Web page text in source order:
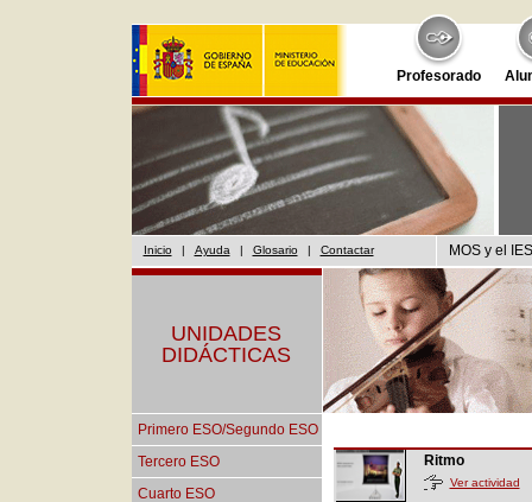
Profesorado
Inicio | Ayuda | Glosario | Contactar MOS y el
UNIDADES
DIDÁCTICAS
Primero ESO/Segundo ESO
Tercero ESO
Cuarto ESO
Ritmo
Ver actividad